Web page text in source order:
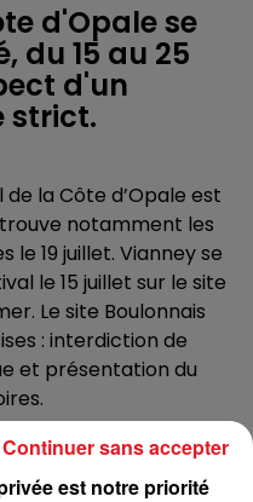
d'Opale se
du 15 au 25
d'un
strict.
la Côte d’Opale est
notamment les
le 19 juillet. Vianney se
le 15 juillet sur le site
Le site Boulonnais
: interdiction de
et présentation du
les points de vente
est notre priorité
Continuer sans accepter